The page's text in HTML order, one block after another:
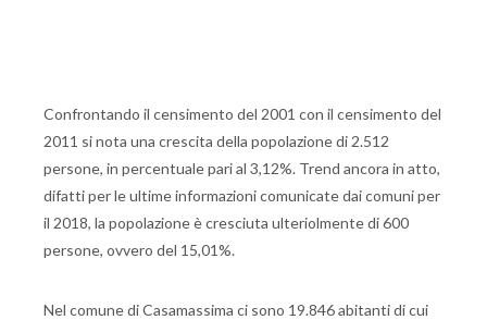
Confrontando il censimento del 2001 con il censimento del
2011 si nota una crescita della popolazione di 2.512
persone, in percentuale pari al 3,12%. Trend ancora in atto,
difatti per le ultime informazioni comunicate dai comuni per
il 2018, la popolazione è cresciuta ulteriolmente di 600
persone, ovvero del 15,01%.
Nel comune di Casamassima ci sono 19.846 abitanti di cui